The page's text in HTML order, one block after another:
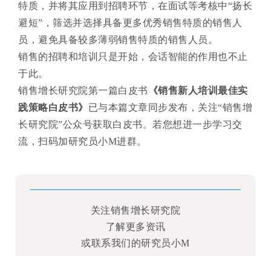
特质，并将其应用到招聘环节，在面试等考核中“扬长
避短”，筛选并选择具备更多优秀销售特质的销售人
员，避免具备较多薄弱销售特质的销售人员。
销售的招聘和培训只是开始，会话智能的作用也不止
于此。
销售增长研究院第一篇白皮书 《销售新人培训最佳实
践策略白皮书》 已与本篇文章同步发布，关注“销售增
长研究院”公众号获取白皮书。若您想进一步学习交
流，扫码加研究员小M进群。
关注销售增长研究院
了解更多资讯
或联系我们的研究员小M